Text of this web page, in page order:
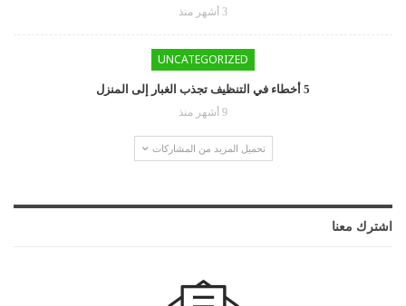
3 أشهر منذ
UNCATEGORIZED
5 أخطاء في التنظيف تجذب الغبار إلى المنزل
9 أشهر منذ
تحميل المزيد من المشاركات
اشترك معنا